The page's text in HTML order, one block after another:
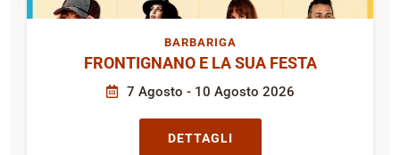
BARBARIGA
FRONTIGNANO E LA SUA FESTA
7 Agosto - 10 Agosto 2026
DETTAGLI